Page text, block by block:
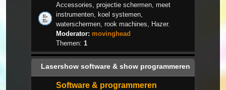
Accessories, projectie schermen, meet
instrumenten, koel systemen,
waterschermen, rook machines, Hazer.
Moderator: movinghead
Themen: 1
Lasershow software & show programmeren
Software & programmeren